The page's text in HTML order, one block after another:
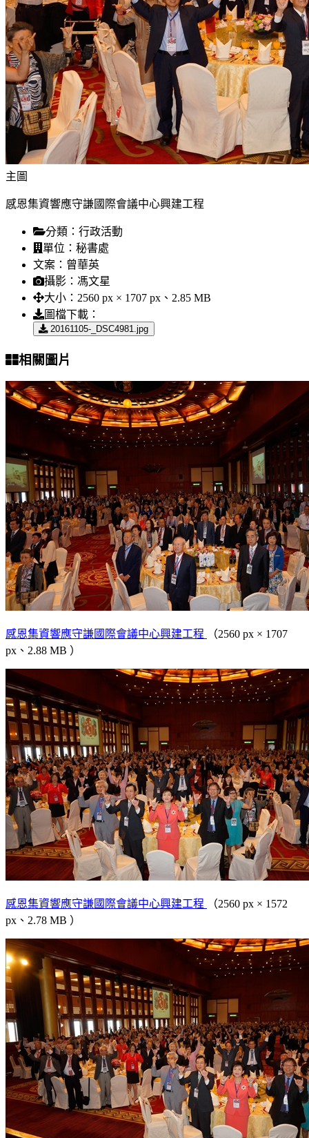
主圖
感恩集資響應守謙國際會議中心興建工程
分類： 行政活動
單位： 秘書處
文案： 曾華英
攝影： 馮文星
大小： 2560 px × 1707 px、2.85 MB
圖檔下載：
20161105-_DSC4981.jpg
相關圖片
感恩集資響應守謙國際會議中心興建工程
（2560 px × 1707
px、2.88 MB ）
感恩集資響應守謙國際會議中心興建工程
（2560 px × 1572
px、2.78 MB ）